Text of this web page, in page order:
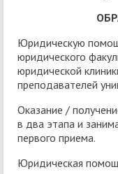
Юридическую
юридического
юридической
преподавателей
Оказание /
в два этапа и
первого приема.
Юридическая